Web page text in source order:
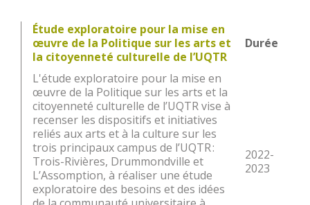
Étude exploratoire pour la mise en
œuvre de la Politique sur les arts et
la citoyenneté culturelle de l’UQTR
Durée
L'étude exploratoire pour la mise en
œuvre de la Politique sur les arts et la
citoyenneté culturelle de l’UQTR vise à
recenser les dispositifs et initiatives
reliés aux arts et à la culture sur les
trois principaux campus de l’UQTR :
Trois-Rivières, Drummondville et
L’Assomption, à réaliser une étude
exploratoire des besoins et des idées
2022-
2023